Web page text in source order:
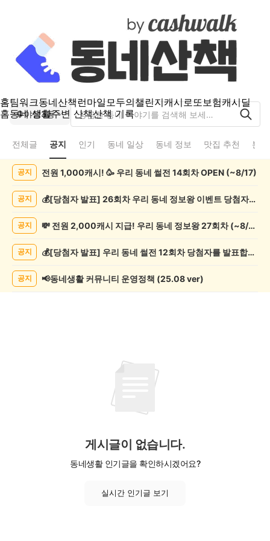
홈팀워크동네산책런마일모두의챌린지캐시로또보험캐시딜
홈동네 생활주변 산책산책 기록
야탑3동
전체글 공지 인기 동네 일상 동네 정보 맛집 추천 분
공지 전원 1,000캐시! 🥳 우리 동네 썰전 14회차 OPEN (~8/17)
공지 💰[당첨자 발표] 26회차 우리 동네 정보왕 이벤트 당첨자를 발표합니다!
공지 💸 전원 2,000캐시 지급! 우리 동네 정보왕 27회차 (~8/10)
공지 💰[당첨자 발표] 우리 동네 썰전 12회차 당첨자를 발표합니다!
공지 📢동네생활 커뮤니티 운영정책 (25.08 ver)
게시글이 없습니다.
동네생활 인기글을 확인하시겠어요?
실시간 인기글 보기